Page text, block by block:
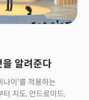
야에서 두각을
글로벌 반도체
알려준다
나이'를 적용하는
지도, 안드로이드,